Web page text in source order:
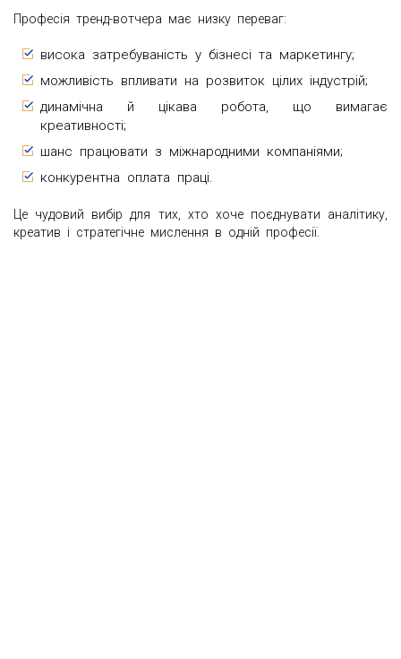
Професія тренд-вотчера має низку переваг:
висока затребуваність у бізнесі та маркетингу;
можливість впливати на розвиток цілих індустрій;
динамічна й цікава робота, що вимагає
креативності;
шанс працювати з міжнародними компаніями;
конкурентна оплата праці.
Це чудовий вибір для тих, хто хоче поєднувати аналітику,
креатив і стратегічне мислення в одній професії.